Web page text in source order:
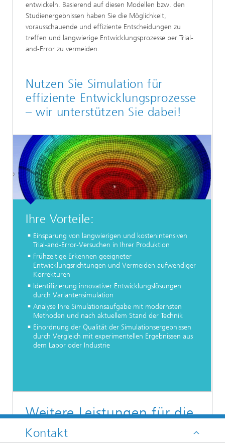
entwickeln. Basierend auf diesen Modellen bzw. den
Studienergebnissen haben Sie die Möglichkeit,
vorausschauende und effiziente Entscheidungen zu
treffen und langwierige Entwicklungsprozesse per Trial-
and-Error zu vermeiden.
Nutzen Sie Simulation für
effiziente Entwicklungsprozesse
– wir unterstützen Sie dabei!
Ihre Vorteile:
Einsparung von langwierigen und kostenintensiven
Trial-and-Error-Versuchen in Ihrer Produktion
Frühzeitige Erkennen geeigneter
Entwicklungsrichtungen und Vermeiden aufwendiger
Korrekturen
Identifizierung innovativer Entwicklungslösungen
durch Variantensimulation
Analyse Ihre Simulationsaufgabe mit modernsten
Methoden und nach aktuellem Stand der Technik
Einordnung der Qualität der Simulationsergebnissen
durch Vergleich mit experimentellen Ergebnissen aus
dem Labor oder Industrie
Weitere Leistungen für die
Lebensmittel-, Pharma-
Kontakt